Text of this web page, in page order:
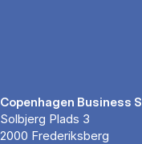
Copenhagen Business
Solbjerg Plads 3
2000 Frederiksberg